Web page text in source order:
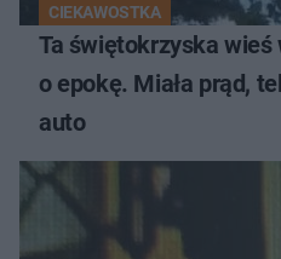
CIEKAWOSTKA
Ta świętokrzyska wieś
o epokę. Miała prąd,
auto